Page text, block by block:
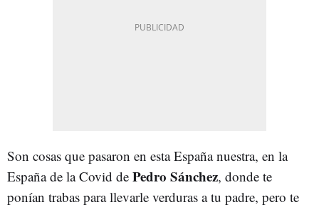
Son cosas que pasaron en esta España nuestra, en la
España de la Covid de Pedro Sánchez, donde te
ponían trabas para llevarle verduras a tu padre, pero te